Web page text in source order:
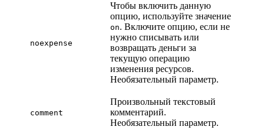
noexpense
Чтобы включить данную
опцию, используйте значение
on. Включите опцию, если не
нужно списывать или
возвращать деньги за
текущую операцию
изменения ресурсов.
Необязательный параметр.
comment
Произвольный текстовый
комментарий.
Необязательный параметр.